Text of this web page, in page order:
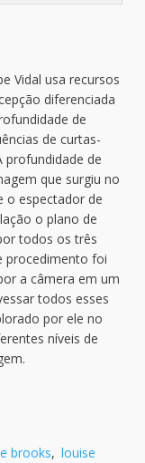
Vidal usa recursos
diferenciada
de
de curtas-
profundidade de
que surgiu no
o espectador de
o plano de
todos os três
procedimento foi
a câmera em um
todos esses
por ele no
níveis de
brooks, louise